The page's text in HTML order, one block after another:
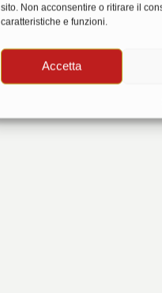
sito. Non acconsentire o ritirare il
caratteristiche e funzioni.
Accetta